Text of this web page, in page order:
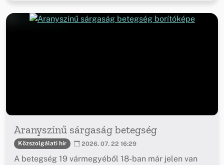
Aranyszínű sárgaság betegség
Közszolgálati hír 2026. 07. 22 16:29
A betegség 19 vármegyéből 18-ban már jelen van